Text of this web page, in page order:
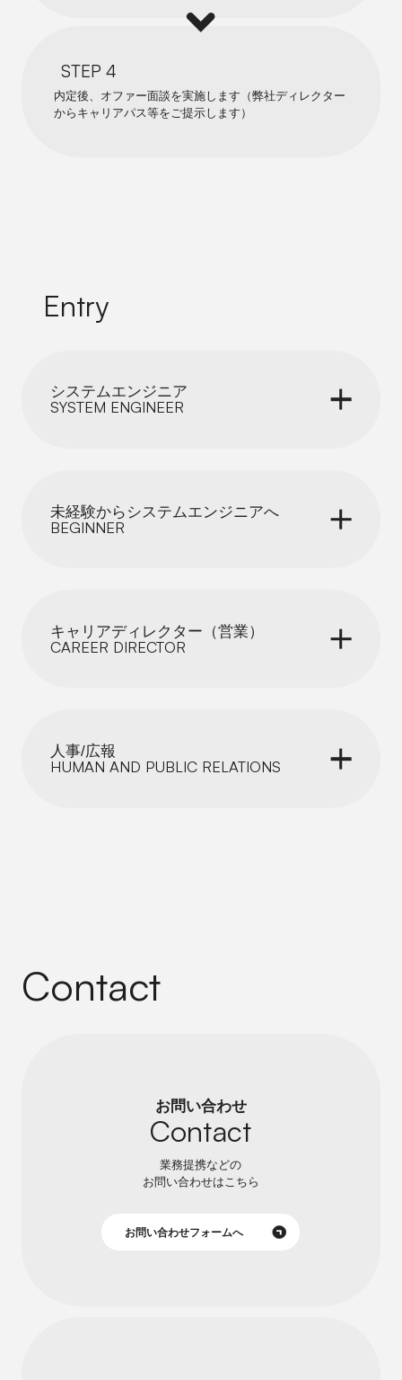
STEP 4
内定後、オファー面談を実施します（弊社ディレクター
からキャリアパス等をご提示します）
Entry
システムエンジニア
SYSTEM ENGINEER
未経験からシステムエンジニアへ
BEGINNER
キャリアディレクター（営業）
CAREER DIRECTOR
人事/広報
HUMAN AND PUBLIC RELATIONS
Contact
お問い合わせ
Contact
業務提携などの
お問い合わせはこちら
お問い合わせフォームへ